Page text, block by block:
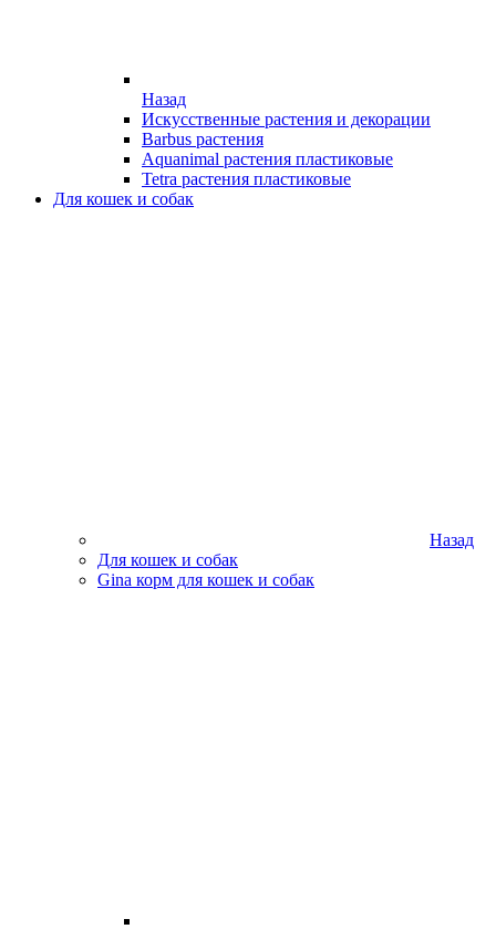
Назад
Искусственные растения и декорации
Barbus растения
Aquanimal растения пластиковые
Tetra растения пластиковые
Для кошек и собак
Назад
Для кошек и собак
Gina корм для кошек и собак